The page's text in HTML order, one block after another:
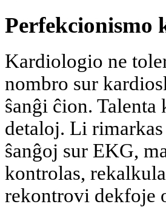
Perfekcionismo
Kardiologio ne
nombro sur
ŝanĝi ĉion. Talenta
detaloj. Li
ŝanĝoj sur EKG,
kontrolas,
rekontrovi dekfoje